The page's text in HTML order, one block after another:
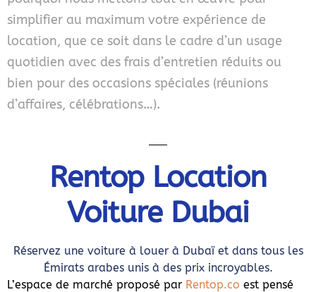
simplifier au maximum votre expérience de
location, que ce soit dans le cadre d’un usage
quotidien avec des frais d’entretien réduits ou
bien pour des occasions spéciales (réunions
d’affaires, célébrations…).
Rentop Location
Voiture Dubai
Réservez une voiture à louer à Dubaï et dans tous les
Émirats arabes unis à des prix incroyables.
L’espace de marché proposé par Rentop.co est pensé